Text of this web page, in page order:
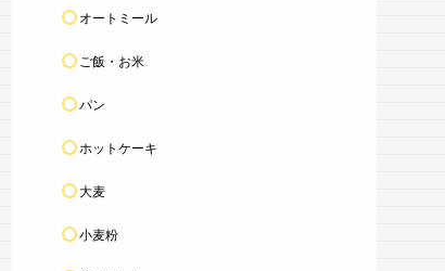
オートミール
ご飯・お米
パン
ホットケーキ
大麦
小麦粉